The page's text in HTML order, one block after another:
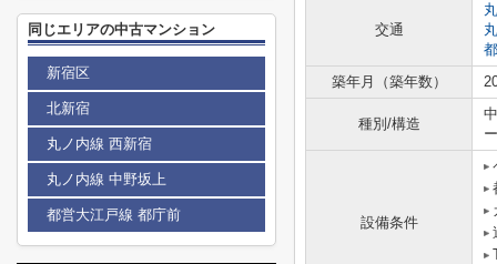
交通
築年月（築年数）
種別/構造
設備条件
同じエリアの中古マンション
新宿区
北新宿
丸ノ内線 西新宿
丸ノ内線 中野坂上
都営大江戸線 都庁前